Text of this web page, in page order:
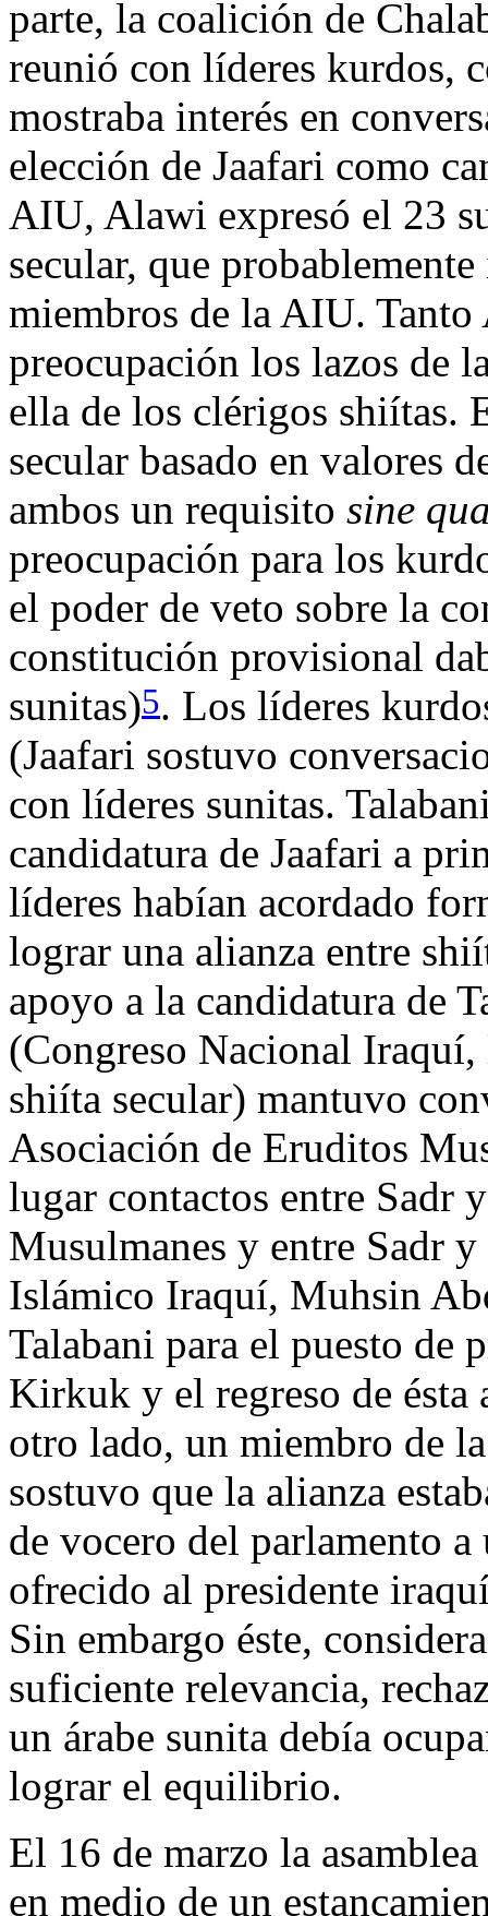
parte, la coalición de
reunió con líderes kurdos,
mostraba interés en
elección de Jaafari como
AIU, Alawi expresó el 23
secular, que
miembros de la AIU.
preocupación los lazos de
ella de los clérigos shiítas.
secular basado en valores
ambos un requisito sine
preocupación para los
el poder de veto sobre la
constitución provisional
sunitas)5. Los líderes
(Jaafari sostuvo
con líderes sunitas.
candidatura de Jaafari a
líderes habían acordado
lograr una alianza entre
apoyo a la candidatura de
(Congreso Nacional
shiíta secular) mantuvo
Asociación de Eruditos
lugar contactos entre Sadr
Musulmanes y entre Sadr
Islámico Iraquí, Muhsin
Talabani para el puesto de
Kirkuk y el regreso de ésta
otro lado, un miembro de
sostuvo que la alianza
de vocero del parlamento
ofrecido al presidente
Sin embargo éste,
suficiente relevancia,
un árabe sunita debía
lograr el equilibrio.
El 16 de marzo la
en medio de un